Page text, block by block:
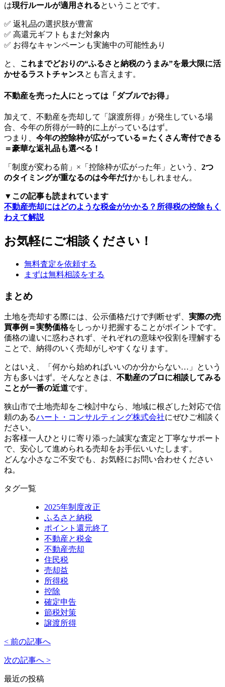
は現行ルールが適用されるということです。
✅ 返礼品の選択肢が豊富
✅ 高還元ギフトもまだ対象内
✅ お得なキャンペーンも実施中の可能性あり
と、 これまでどおりの“ふるさと納税のうまみ”を最大限に活
かせるラストチャンスとも言えます。
不動産を売った人にとっては「ダブルでお得」
加えて、不動産を売却して「譲渡所得」が発生している場
合、今年の所得が一時的に上がっているはず。
つまり、 今年の控除枠が広がっている＝たくさん寄付できる
＝豪華な返礼品も選べる！
「制度が変わる前」×「控除枠が広がった年」という、 2つ
のタイミングが重なるのは今年だけかもしれません。
▼この記事も読まれています
不動産売却にはどのような税金がかかる？所得税の控除もく
わえて解説
お気軽にご相談ください！
無料査定を依頼する
まずは無料相談をする
まとめ
土地を売却する際には、公示価格だけで判断せず、 実際の売
買事例＝実勢価格をしっかり把握することがポイントです。
価格の違いに惑わされず、それぞれの意味や役割を理解する
ことで、納得のいく売却がしやすくなります。
とはいえ、「何から始めればいいのか分からない…」という
方も多いはず。そんなときは、 不動産のプロに相談してみる
ことが一番の近道です。
狭山市で土地売却をご検討中なら、地域に根ざした対応で信
頼のあるハート・コンサルティング株式会社にぜひご相談く
ださい。
お客様一人ひとりに寄り添った誠実な査定と丁寧なサポート
で、安心して進められる売却をお手伝いいたします。
どんな小さなご不安でも、お気軽にお問い合わせください
ね。
タグ一覧
2025年制度改正
ふるさと納税
ポイント還元終了
不動産と税金
不動産売却
住民税
売却益
所得税
控除
確定申告
節税対策
譲渡所得
< 前の記事へ
次の記事へ >
最近の投稿